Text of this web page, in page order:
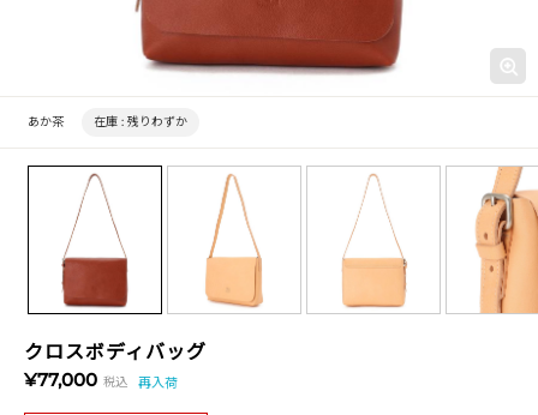
クロスボディバッグ
¥77,000 税込 再入荷
あか茶 在庫 : 残りわずか